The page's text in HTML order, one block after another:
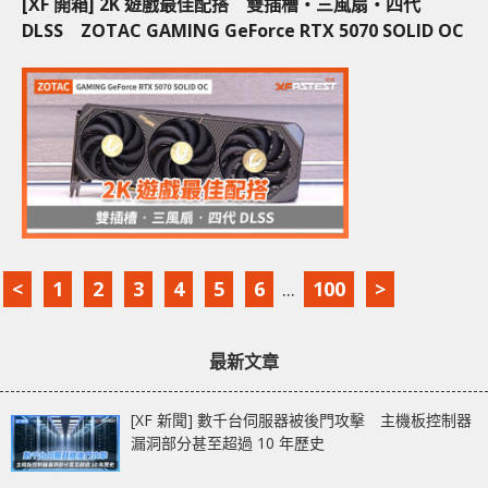
DLSS ZOTAC GAMING GeForce RTX 5070 SOLID OC
< 1 2 3 4 5 6 ... 100 >
最新文章
[XF 新聞] 數千台伺服器被後門攻擊 主機板控制器
漏洞部分甚至超過 10 年歷史